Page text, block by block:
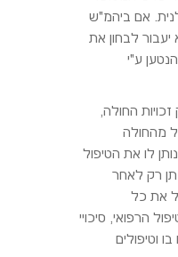
אם ביהמ"ש
לבחון את
ע"י
החולה,
מהחולה
לו את הטיפול
רק לאחר
את כל
הרפואי, סיכויי
וטיפולים